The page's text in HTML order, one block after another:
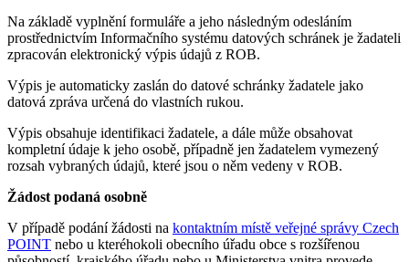
Na základě vyplnění formuláře a jeho následným odesláním
prostřednictvím Informačního systému datových schránek je žadateli
zpracován elektronický výpis údajů z ROB.
Výpis je automaticky zaslán do datové schránky žadatele jako
datová zpráva určená do vlastních rukou.
Výpis obsahuje identifikaci žadatele, a dále může obsahovat
kompletní údaje k jeho osobě, případně jen žadatelem vymezený
rozsah vybraných údajů, které jsou o něm vedeny v ROB.
Žádost podaná osobně
V případě podání žádosti na kontaktním místě veřejné správy Czech
POINT nebo u kteréhokoli obecního úřadu obce s rozšířenou